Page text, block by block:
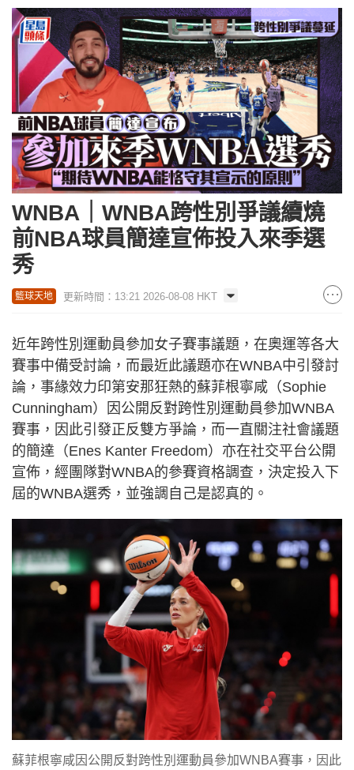
WNBA｜WNBA跨性別爭議續燒
前NBA球員簡達宣佈投入來季選
秀
籃球天地 更新時間：13:21 2026-08-08 HKT
近年跨性別運動員參加女子賽事議題，在奧運等各大
賽事中備受討論，而最近此議題亦在WNBA中引發討
論，事緣效力印第安那狂熱的蘇菲根寧咸（Sophie
Cunningham）因公開反對跨性別運動員參加WNBA
賽事，因此引發正反雙方爭論，而一直關注社會議題
的簡達（Enes Kanter Freedom）亦在社交平台公開
宣佈，經團隊對WNBA的參賽資格調查，決定投入下
屆的WNBA選秀，並強調自己是認真的。
蘇菲根寧咸因公開反對跨性別運動員參加WNBA賽事，因此